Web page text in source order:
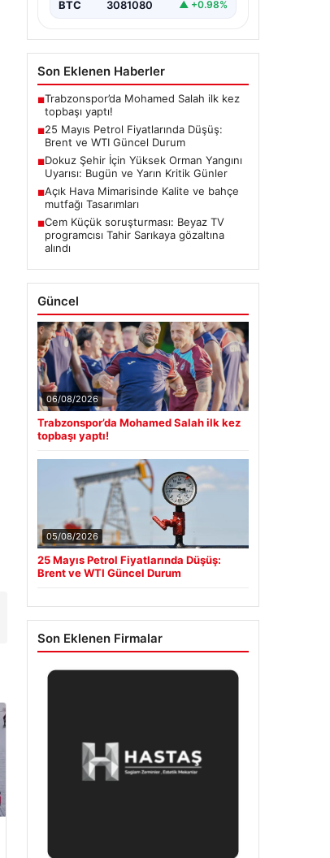
BTC 3081080 ▲ +0.98%
Son Eklenen Haberler
■Trabzonspor’da Mohamed Salah ilk kez
topbaşı yaptı!
■25 Mayıs Petrol Fiyatlarında Düşüş:
Brent ve WTI Güncel Durum
■Dokuz Şehir İçin Yüksek Orman Yangını
Uyarısı: Bugün ve Yarın Kritik Günler
■Açık Hava Mimarisinde Kalite ve bahçe
mutfağı Tasarımları
■Cem Küçük soruşturması: Beyaz TV
programcısı Tahir Sarıkaya gözaltına
alındı
Güncel
06/08/2026
Trabzonspor’da Mohamed Salah ilk kez
topbaşı yaptı!
05/08/2026
25 Mayıs Petrol Fiyatlarında Düşüş:
Brent ve WTI Güncel Durum
Son Eklenen Firmalar